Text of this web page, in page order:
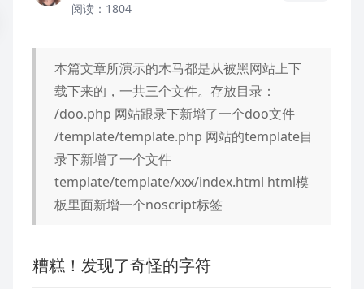
阅读：1804
本篇文章所演示的木马都是从被黑网站上下
载下来的，一共三个文件。存放目录：
/doo.php 网站跟录下新增了一个doo文件
/template/template.php 网站的template目
录下新增了一个文件
template/template/xxx/index.html html模
板里面新增一个noscript标签
糟糕！发现了奇怪的字符